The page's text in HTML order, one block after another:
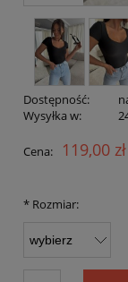
Dostępność:
Wysyłka w:
Cena: 119,00 zł
* Rozmiar: